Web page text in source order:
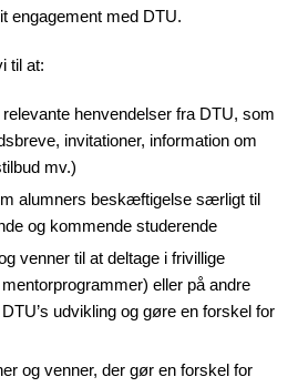
engagement med DTU.
til at:
henvendelser fra DTU, som
invitationer, information om
mv.)
alumners beskæftigelse særligt til
og kommende studerende
venner til at deltage i frivillige
eller på andre
udvikling og gøre en forskel for
og venner, der gør en forskel for